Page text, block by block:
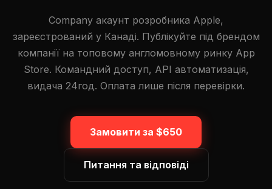
Company акаунт розробника Apple,
зареєстрований у Канаді. Публікуйте під брендом
компанії на топовому англомовному ринку App
Store. Командний доступ, API автоматизація,
видача 24год. Оплата лише після перевірки.
Замовити за $650
Питання та відповіді